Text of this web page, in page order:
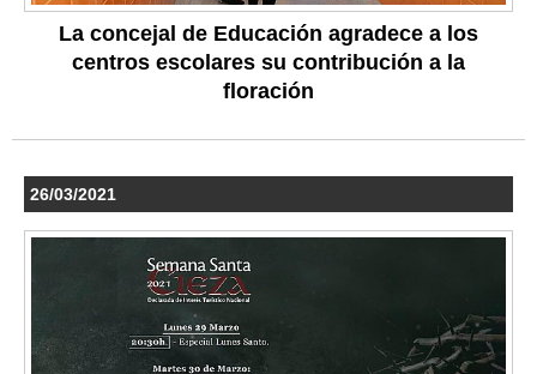
La concejal de Educación agradece a los
centros escolares su contribución a la
floración
26/03/2021